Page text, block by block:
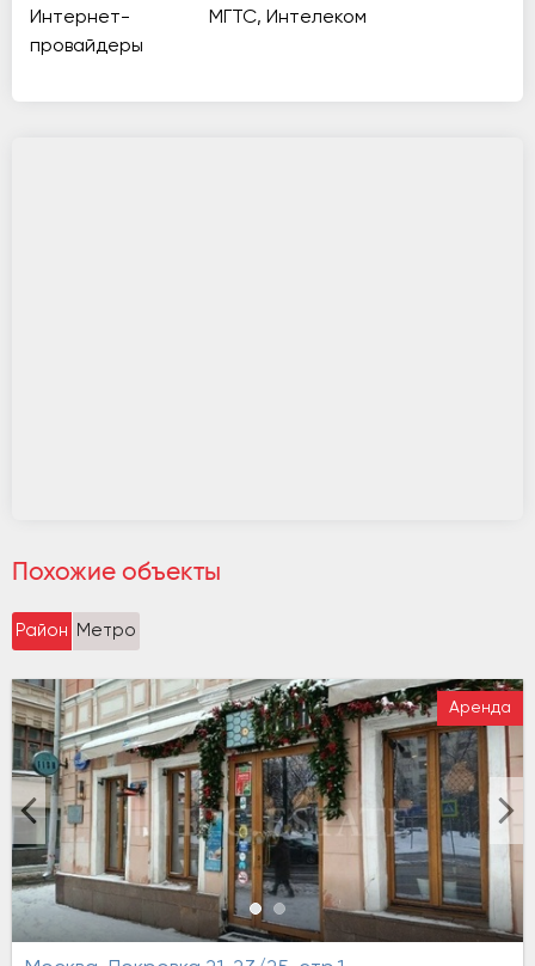
Интернет-
провайдеры
МГТС, Интелеком
Похожие объекты
Район Метро
Аренда